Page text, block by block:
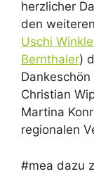
herzlicher
den
Uschi
Bernthaler)
Christian
Martina
regionalen
#mea dazu